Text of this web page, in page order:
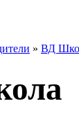
» ВД